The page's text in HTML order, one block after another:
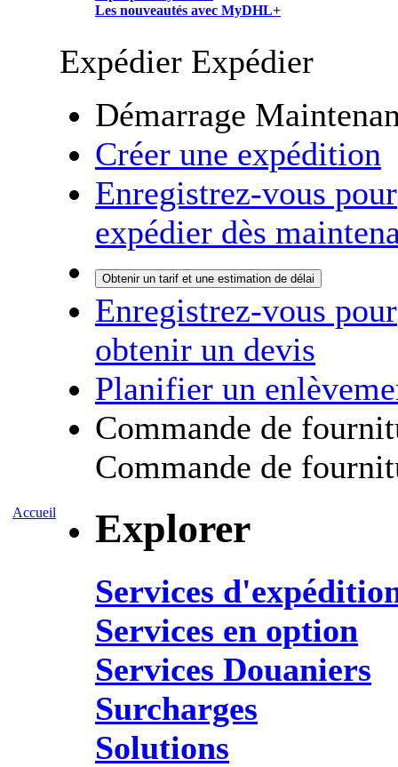
Les nouveautés avec MyDHL+
Accueil
Expédier Expédier
Démarrage
Créer une expédition
Enregistrez-vous pour
expédier dès
Obtenir un tarif et une estimation de délai
Enregistrez-vous pour
obtenir un devis
Planifier un
Commande de
Commande de
Explorer
Services
Services en option
Services Douaniers
Surcharges
Solutions